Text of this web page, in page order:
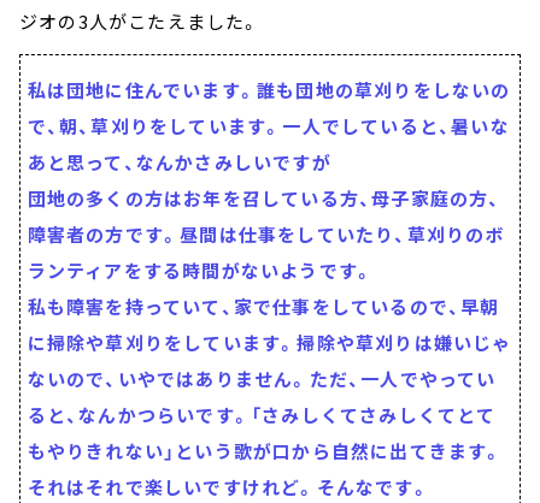
ジオの3人がこたえました。
私は団地に住んでいます。誰も団地の草刈りをしないの
で、朝、草刈りをしています。一人でしていると、暑いな
あと思って、なんかさみしいですが
団地の多くの方はお年を召している方、母子家庭の方、
障害者の方です。昼間は仕事をしていたり、草刈りのボ
ランティアをする時間がないようです。
私も障害を持っていて、家で仕事をしているので、早朝
に掃除や草刈りをしています。掃除や草刈りは嫌いじゃ
ないので、いやではありません。ただ、一人でやってい
ると、なんかつらいです。「さみしくてさみしくてとて
もやりきれない」という歌が口から自然に出てきます。
それはそれで楽しいですけれど。そんなです。